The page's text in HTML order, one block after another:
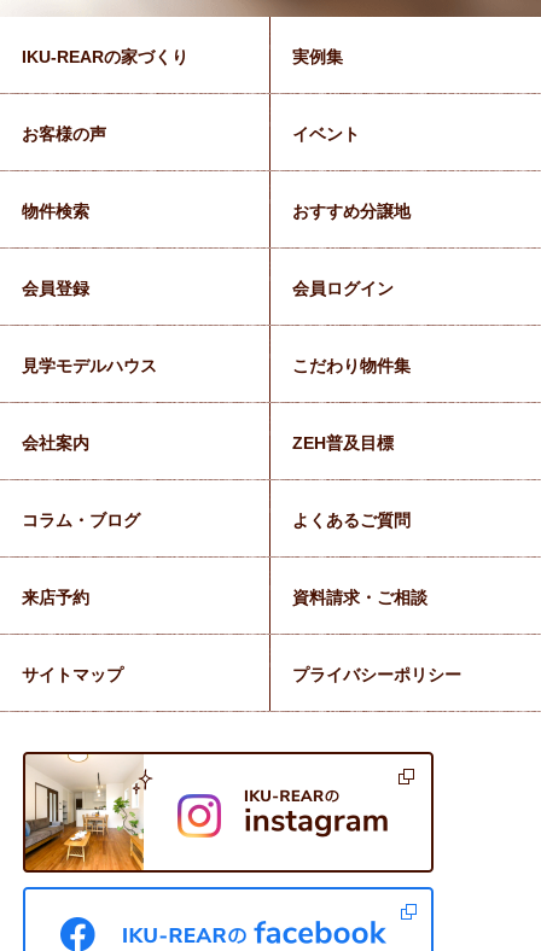
IKU-REARの家づくり 実例集
お客様の声 イベント
物件検索 おすすめ分譲地
会員登録 会員ログイン
見学モデルハウス こだわり物件集
会社案内 ZEH普及目標
コラム・ブログ よくあるご質問
来店予約 資料請求・ご相談
サイトマップ プライバシーポリシー